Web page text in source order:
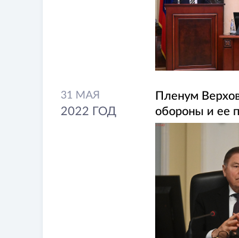
31 МАЯ
2022 ГОД
Пленум
обороны и ее